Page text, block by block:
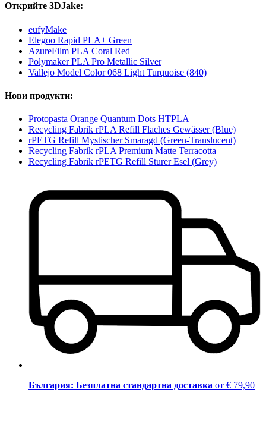
Открийте 3DJake:
eufyMake
Elegoo Rapid PLA+ Green
AzureFilm PLA Coral Red
Polymaker PLA Pro Metallic Silver
Vallejo Model Color 068 Light Turquoise (840)
Нови продукти:
Protopasta Orange Quantum Dots HTPLA
Recycling Fabrik rPLA Refill Flaches Gewässer (Blue)
rPETG Refill Mystischer Smaragd (Green-Translucent)
Recycling Fabrik rPLA Premium Matte Terracotta
Recycling Fabrik rPETG Refill Sturer Esel (Grey)
България: Безплатна стандартна доставка от € 79,90